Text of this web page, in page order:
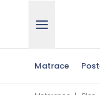
Matrace